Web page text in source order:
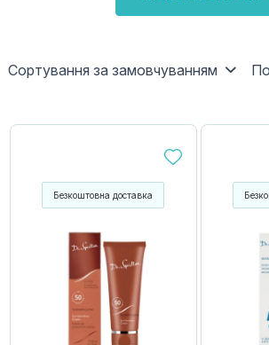
Сортування за замовчуванням
Безкоштовна доставка